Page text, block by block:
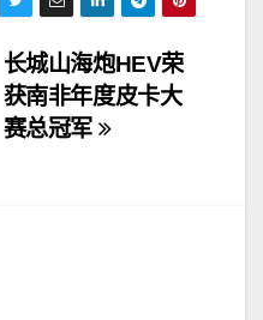
长城山海炮HEV荣
获南非年度皮卡大
赛总冠军